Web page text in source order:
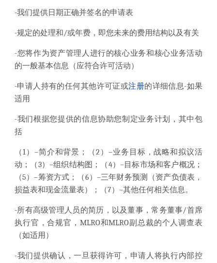
-我们提供日期正确并签名的申请表
-规定的处理和/或年费，即您未来的费用结构以及有关
-您将作为资产管理人进行的核心业务和核心业务活动
的一般基本信息（应符合许可活动）
-申请人持有的任何其他许可证或注册的详细信息-如果
适用
-我们根据您提供的信息协助您制定业务计划，其中包
括
（1）–简介和背景；（2）–业务目标，战略和拟议活
动；（3）–组织结构图；（4）–目标市场和客户概况；
（5）–筹资方式；（6）–三年财务预测（资产负债表，
损益表和现金流量表）；（7）–其他任何相关信息。
-所有高级管理人员的简历，以及董事，常务董事/首席
执行官，合规官，MLRO和MLRO副总裁的个人调查表
（如适用）
-我们提供确认，一旦获得许可，申请人将执行内部控